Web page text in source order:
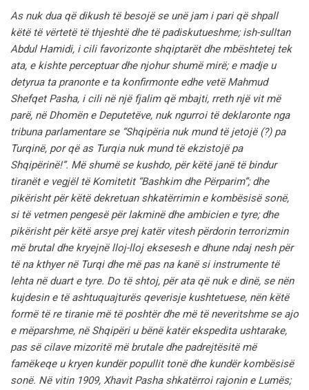
As nuk dua që dikush të besojë se unë jam i pari që shpall
këtë të vërtetë të thjeshtë dhe të padiskutueshme; ish-sulltan
Abdul Hamidi, i cili favorizonte shqiptarët dhe mbështetej tek
ata, e kishte perceptuar dhe njohur shumë mirë; e madje u
detyrua ta pranonte e ta konfirmonte edhe vetë Mahmud
Shefqet Pasha, i cili në një fjalim që mbajti, rreth një vit më
parë, në Dhomën e Deputetëve, nuk ngurroi të deklaronte nga
tribuna parlamentare se “Shqipëria nuk mund të jetojë (?) pa
Turqinë, por që as Turqia nuk mund të ekzistojë pa
Shqipërinë!”. Më shumë se kushdo, për këtë janë të bindur
tiranët e vegjël të Komitetit “Bashkim dhe Përparim”; dhe
pikërisht për këtë dekretuan shkatërrimin e kombësisë sonë,
si të vetmen pengesë për lakminë dhe ambicien e tyre; dhe
pikërisht për këtë arsye prej katër vitesh përdorin terrorizmin
më brutal dhe kryejnë lloj-lloj eksesesh e dhune ndaj nesh për
të na kthyer në Turqi dhe më pas na kanë si instrumente të
lehta në duart e tyre. Do të shtoj, për ata që nuk e dinë, se nën
kujdesin e të ashtuquajturës qeverisje kushtetuese, nën këtë
formë të re tiranie më të poshtër dhe më të neveritshme se ajo
e mëparshme, në Shqipëri u bënë katër ekspedita ushtarake,
pas së cilave mizoritë më brutale dhe padrejtësitë më
famëkeqe u kryen kundër popullit tonë dhe kundër kombësisë
sonë. Në vitin 1909, Xhavit Pasha shkatërroi rajonin e Lumës;